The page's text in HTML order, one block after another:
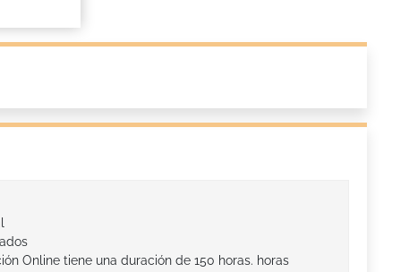
Online tiene una duración de 150 horas. horas